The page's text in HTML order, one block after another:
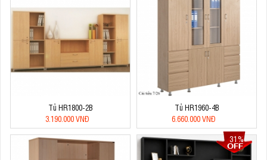
Tủ HR1800-2B
3.190.000 VNĐ
Tủ HR1960-4B
6.660.000 VNĐ
31%